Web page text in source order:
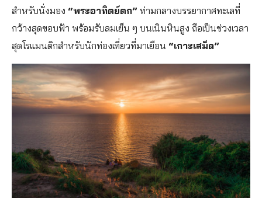
สำหรับนั่งมอง “พระอาทิตย์ตก” ท่ามกลางบรรยากาศทะเลที่
กว้างสุดขอบฟ้า พร้อมรับลมเย็น ๆ บนเนินหินสูง ถือเป็นช่วงเวลา
สุดโรแมนติกสำหรับนักท่องเที่ยวที่มาเยือน “เกาะเสม็ด”